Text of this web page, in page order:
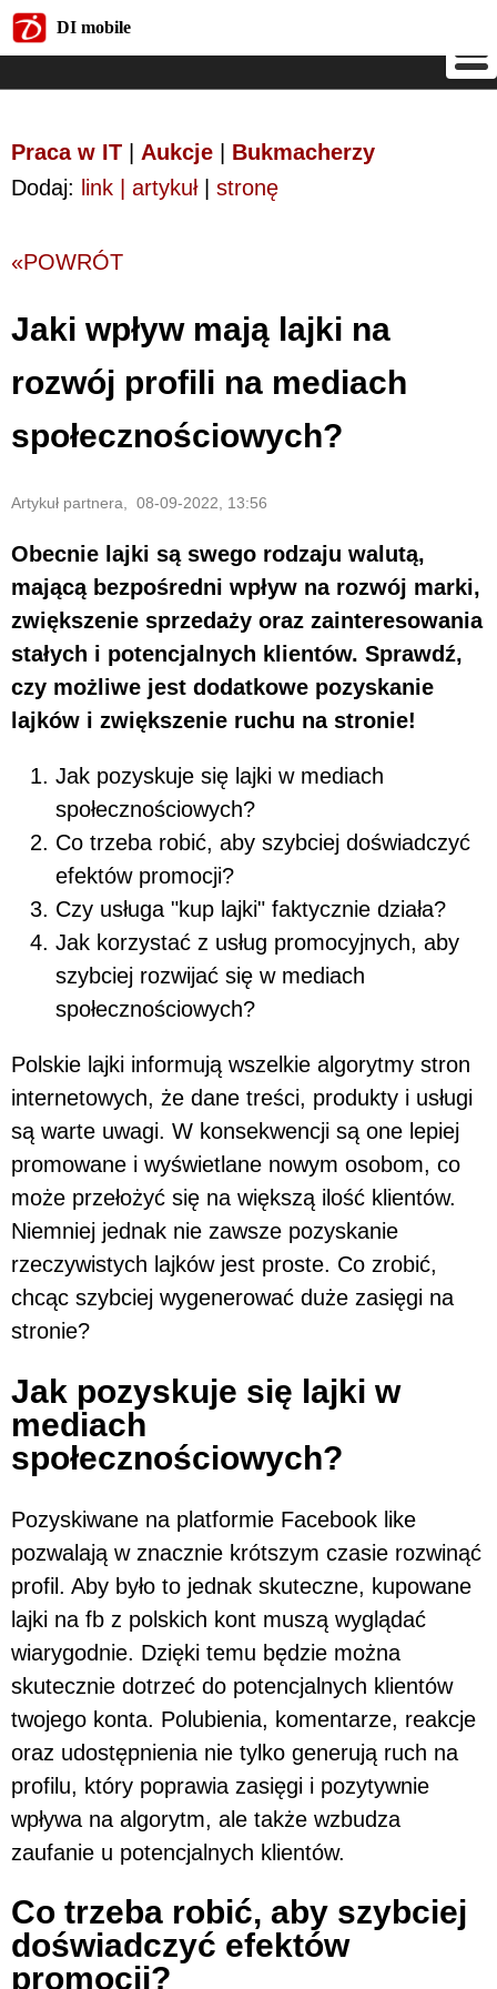
DI mobile
Praca w IT Aukcje
Bukmacherzy
Dodaj: link | artykuł| stronę
«POWRÓT
Jaki wpływ mają lajki na
rozwój profili na mediach
społecznościowych?
Artykuł partnera, 08-09-2022, 13:56
Obecnie lajki są swego rodzaju walutą,
mającą bezpośredni wpływ na rozwój marki,
zwiększenie sprzedaży oraz zainteresowania
stałych i potencjalnych klientów. Sprawdź,
czy możliwe jest dodatkowe pozyskanie
lajków i zwiększenie ruchu na stronie!
Jak pozyskuje się lajki w mediach
społecznościowych?
Co trzeba robić, aby szybciej doświadczyć
efektów promocji?
Czy usługa "kup lajki" faktycznie działa?
Jak korzystać z usług promocyjnych, aby
szybciej rozwijać się w mediach
społecznościowych?
Polskie lajki informują wszelkie algorytmy stron
internetowych, że dane treści, produkty i usługi
są warte uwagi. W konsekwencji są one lepiej
promowane i wyświetlane nowym osobom, co
może przełożyć się na większą ilość klientów.
Niemniej jednak nie zawsze pozyskanie
rzeczywistych lajków jest proste. Co zrobić,
chcąc szybciej wygenerować duże zasięgi na
stronie?
Jak pozyskuje się lajki w
mediach
społecznościowych?
Pozyskiwane na platformie Facebook like
pozwalają w znacznie krótszym czasie rozwinąć
profil. Aby było to jednak skuteczne, kupowane
lajki na fb z polskich kont muszą wyglądać
wiarygodnie. Dzięki temu będzie można
skutecznie dotrzeć do potencjalnych klientów
twojego konta. Polubienia, komentarze, reakcje
oraz udostępnienia nie tylko generują ruch na
profilu, który poprawia zasięgi i pozytywnie
wpływa na algorytm, ale także wzbudza
zaufanie u potencjalnych klientów.
Co trzeba robić, aby szybciej
doświadczyć efektów
promocji?
DI mobile